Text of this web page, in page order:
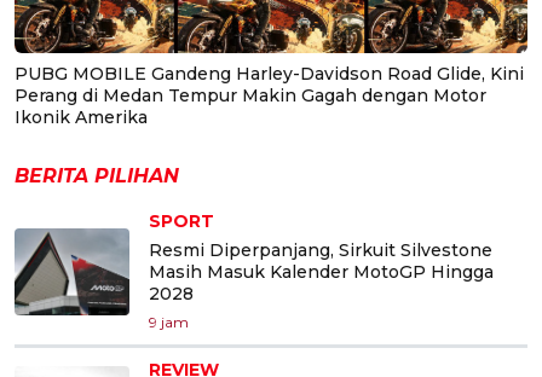
PUBG MOBILE Gandeng Harley-Davidson Road Glide, Kini
Perang di Medan Tempur Makin Gagah dengan Motor
Ikonik Amerika
BERITA PILIHAN
SPORT
Resmi Diperpanjang, Sirkuit Silvestone
Masih Masuk Kalender MotoGP Hingga
2028
9 jam
REVIEW